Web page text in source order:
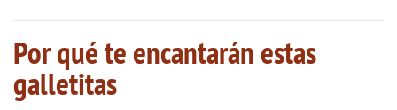
Por qué te encantarán estas
galletitas